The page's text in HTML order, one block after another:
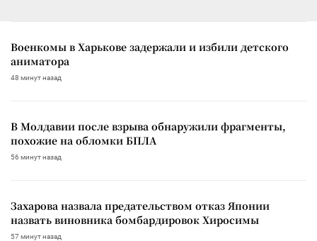
Военкомы в Харькове задержали и избили детского
аниматора
48 минут назад
В Молдавии после взрыва обнаружили фрагменты,
похожие на обломки БПЛА
56 минут назад
Захарова назвала предательством отказ Японии
назвать виновника бомбардировок Хиросимы
57 минут назад